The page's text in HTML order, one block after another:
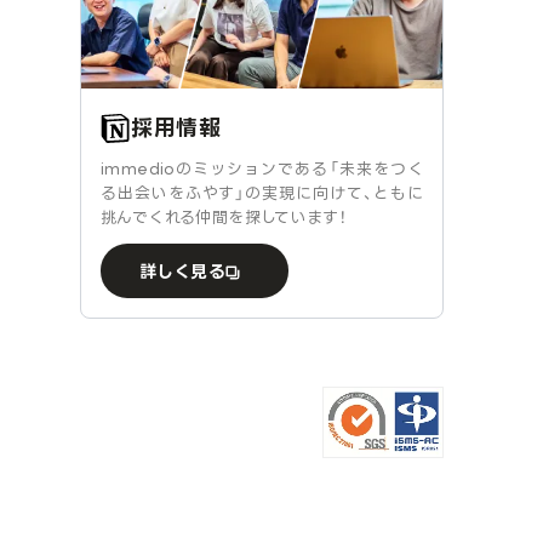
採用情報
immedioのミッションである「未来をつく
る出会いをふやす」の実現に向けて、ともに
挑んでくれる仲間を探しています！
詳しく見る